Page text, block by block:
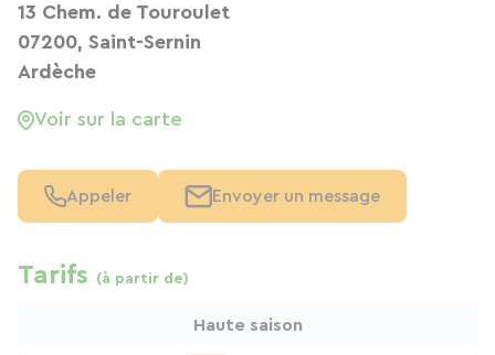
13 Chem. de Touroulet
07200, Saint-Sernin
Ardèche
Voir sur la carte
Appeler Envoyer un message
Tarifs (à partir de)
Haute saison